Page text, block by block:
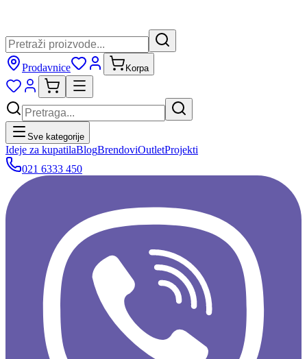
Prodavnice Korpa
Sve kategorije
Ideje za kupatilaBlogBrendoviOutletProjekti
021 6333 450